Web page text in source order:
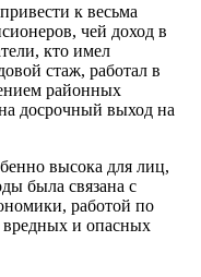
к весьма
чей доход в
кто имел
стаж, работал в
районных
досрочный выход на
высока для лиц,
была связана с
работой по
вредных и опасных